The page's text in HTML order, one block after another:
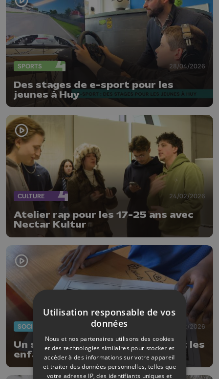
SPORTS 28/04/2026
Des stages de e-sport pour les
jeunes à Huy
CULTURE 24/02/2026
Atelier rap pour les 17-25 ans avec
Nectar Kultur
SOCIÉTÉ 18/02/2026
Un stage K-pop et mangas séduit les
enfants à Waremme
Utilisation responsable de vos
données
Nous et nos partenaires utilisons des cookies
et des technologies similaires pour stocker et
accéder à des informations sur votre appareil
et traiter des données personnelles, telles que
votre adresse IP, des identifiants uniques et